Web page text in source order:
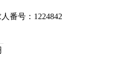
番号：1224842